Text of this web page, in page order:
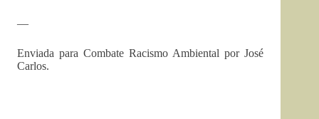
—
Enviada para Combate Racismo Ambiental por José
Carlos.